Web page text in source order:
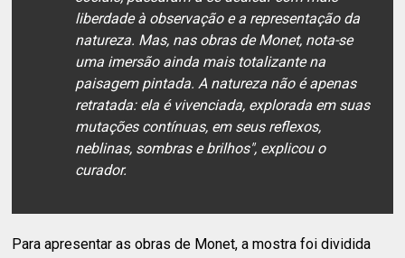
liberdade à observação e a representação da
natureza. Mas, nas obras de Monet, nota-se
uma imersão ainda mais totalizante na
paisagem pintada. A natureza não é apenas
retratada: ela é vivenciada, explorada em suas
mutações contínuas, em seus reflexos,
neblinas, sombras e brilhos", explicou o
curador.
Para apresentar as obras de Monet, a mostra foi dividida